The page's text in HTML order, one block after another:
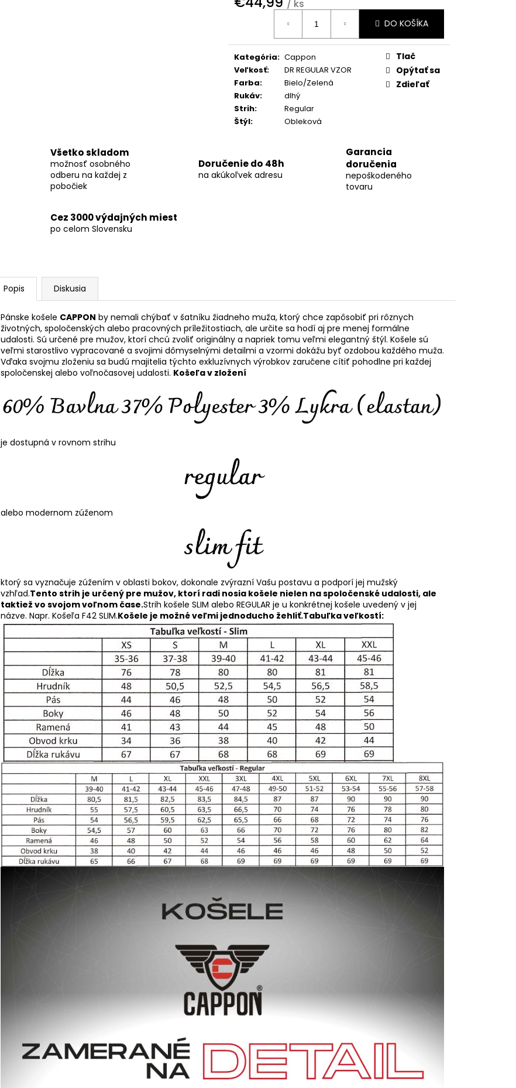
/ ks
Jednotková
DO KOŠÍKA
Kategória: Cappon
Veľkosť:
DR REGULAR VZOR
Farba:
Bielo/Zelená
Rukáv:
dlhý
Strih:
Regular
Štýl: Obleková
Tlač
Opýtať sa
Zdieľať
Všetko skladom
možnosť osobného
odberu na každej z
pobočiek
Doručenie do 48h
na akúkoľvek adresu
Garancia
doručenia
nepoškodeného
tovaru
Cez 3000 výdajných miest
po celom Slovensku
Popis Diskusia
Pánske košele CAPPON by nemali chýbať v šatníku žiadneho muža, ktorý chce zapôsobiť pri rôznych
životných, spoločenských alebo pracovných príležitostiach, ale určite sa hodí aj pre menej formálne
udalosti. Sú určené pre mužov, ktorí chcú zvoliť originálny a napriek tomu veľmi elegantný štýl. Košele sú
veľmi starostlivo vypracované a svojimi dômyselnými detailmi a vzormi dokážu byť ozdobou každého muža.
Vďaka svojmu zloženiu sa budú majitelia týchto exkluzívnych výrobkov zaručene cítiť pohodlne pri každej
spoločenskej alebo voľnočasovej udalosti. Košeľa v zložení
je dostupná v rovnom strihu
alebo modernom zúženom
ktorý sa vyznačuje zúžením v oblasti bokov, dokonale zvýrazní Vašu postavu a podporí jej mužský
vzhľad.Tento strih je určený pre mužov, ktorí radi nosia košele nielen na spoločenské udalosti, ale
taktiež vo svojom voľnom čase.Strih košele SLIM alebo REGULAR je u konkrétnej košele uvedený v jej
názve. Napr. Košeľa F42 SLIM.Košele je možné veľmi jednoducho žehliť.Tabuľka veľkostí:
KOŠEĽA K063-A10